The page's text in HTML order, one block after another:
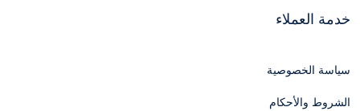
خدمة العملاء
سياسة الخصوصية
الشروط والأحكام